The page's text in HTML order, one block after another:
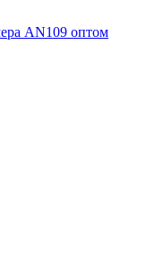
AN109 оптом